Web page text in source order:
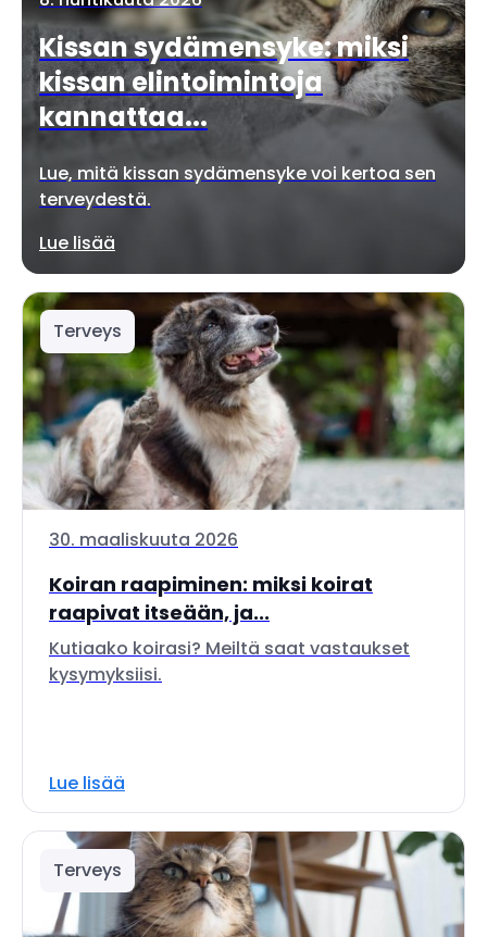
Kissan sydämensyke: miksi
kissan elintoimintoja
kannattaa...
Lue, mitä kissan sydämensyke voi kertoa sen
terveydestä.
Lue lisää
Terveys
30. maaliskuuta 2026
Koiran raapiminen: miksi koirat
raapivat itseään, ja...
Kutiaako koirasi? Meiltä saat vastaukset
kysymyksiisi.
Lue lisää
Terveys